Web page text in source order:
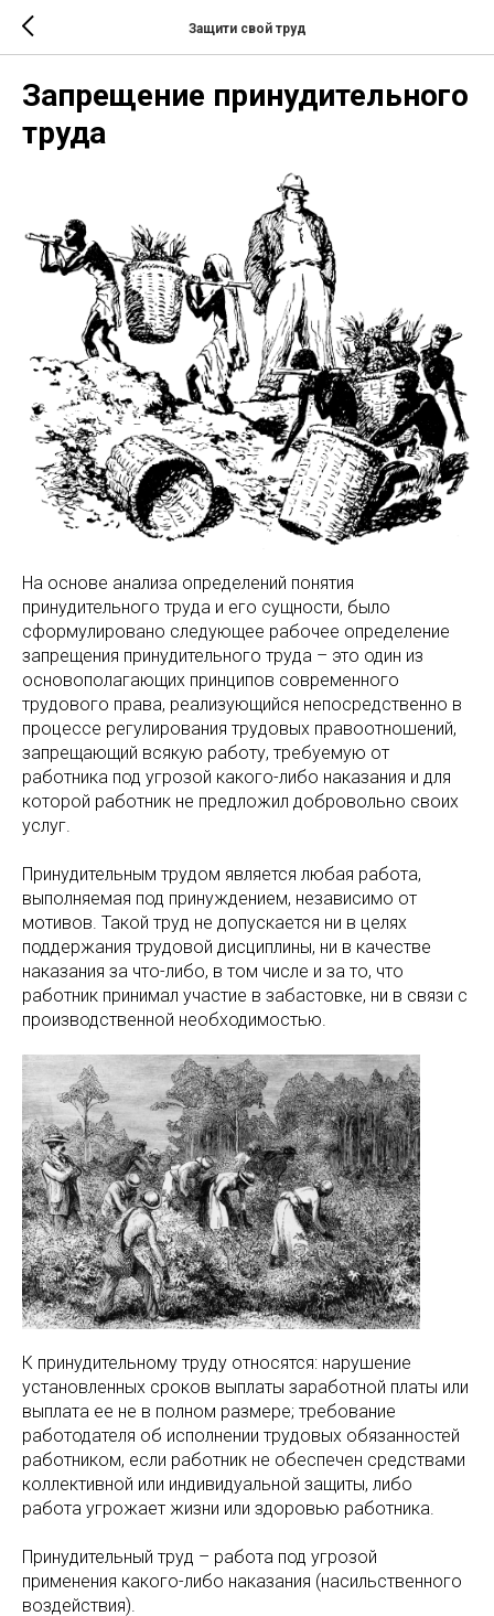
Защити свой труд
Запрещение принудительного
труда
На основе анализа определений понятия
принудительного труда и его сущности, было
сформулировано следующее рабочее определение
запрещения принудительного труда – это один из
основополагающих принципов современного
трудового права, реализующийся непосредственно в
процессе регулирования трудовых правоотношений,
запрещающий всякую работу, требуемую от
работника под угрозой какого-либо наказания и для
которой работник не предложил добровольно своих
услуг.
Принудительным трудом является любая работа,
выполняемая под принуждением, независимо от
мотивов. Такой труд не допускается ни в целях
поддержания трудовой дисциплины, ни в качестве
наказания за что-либо, в том числе и за то, что
работник принимал участие в забастовке, ни в связи с
производственной необходимостью.
К принудительному труду относятся: нарушение
установленных сроков выплаты заработной платы или
выплата ее не в полном размере; требование
работодателя об исполнении трудовых обязанностей
работником, если работник не обеспечен средствами
коллективной или индивидуальной защиты, либо
работа угрожает жизни или здоровью работника.
Принудительный труд – работа под угрозой
применения какого-либо наказания (насильственного
воздействия).